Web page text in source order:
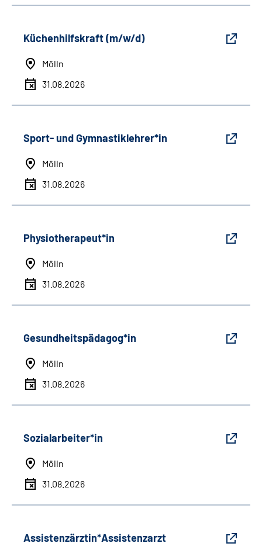
Küchenhilfskraft (m/w/d)
Mölln
31.08.2026
Sport- und Gymnastiklehrer*in
Mölln
31.08.2026
Physiotherapeut*in
Mölln
31.08.2026
Gesundheitspädagog*in
Mölln
31.08.2026
Sozialarbeiter*in
Mölln
31.08.2026
Assistenzärztin*Assistenzarzt